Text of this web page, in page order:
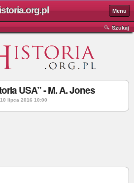
Menu
Szukaj
USA” - M. A. Jones
lipca 2016 10:00